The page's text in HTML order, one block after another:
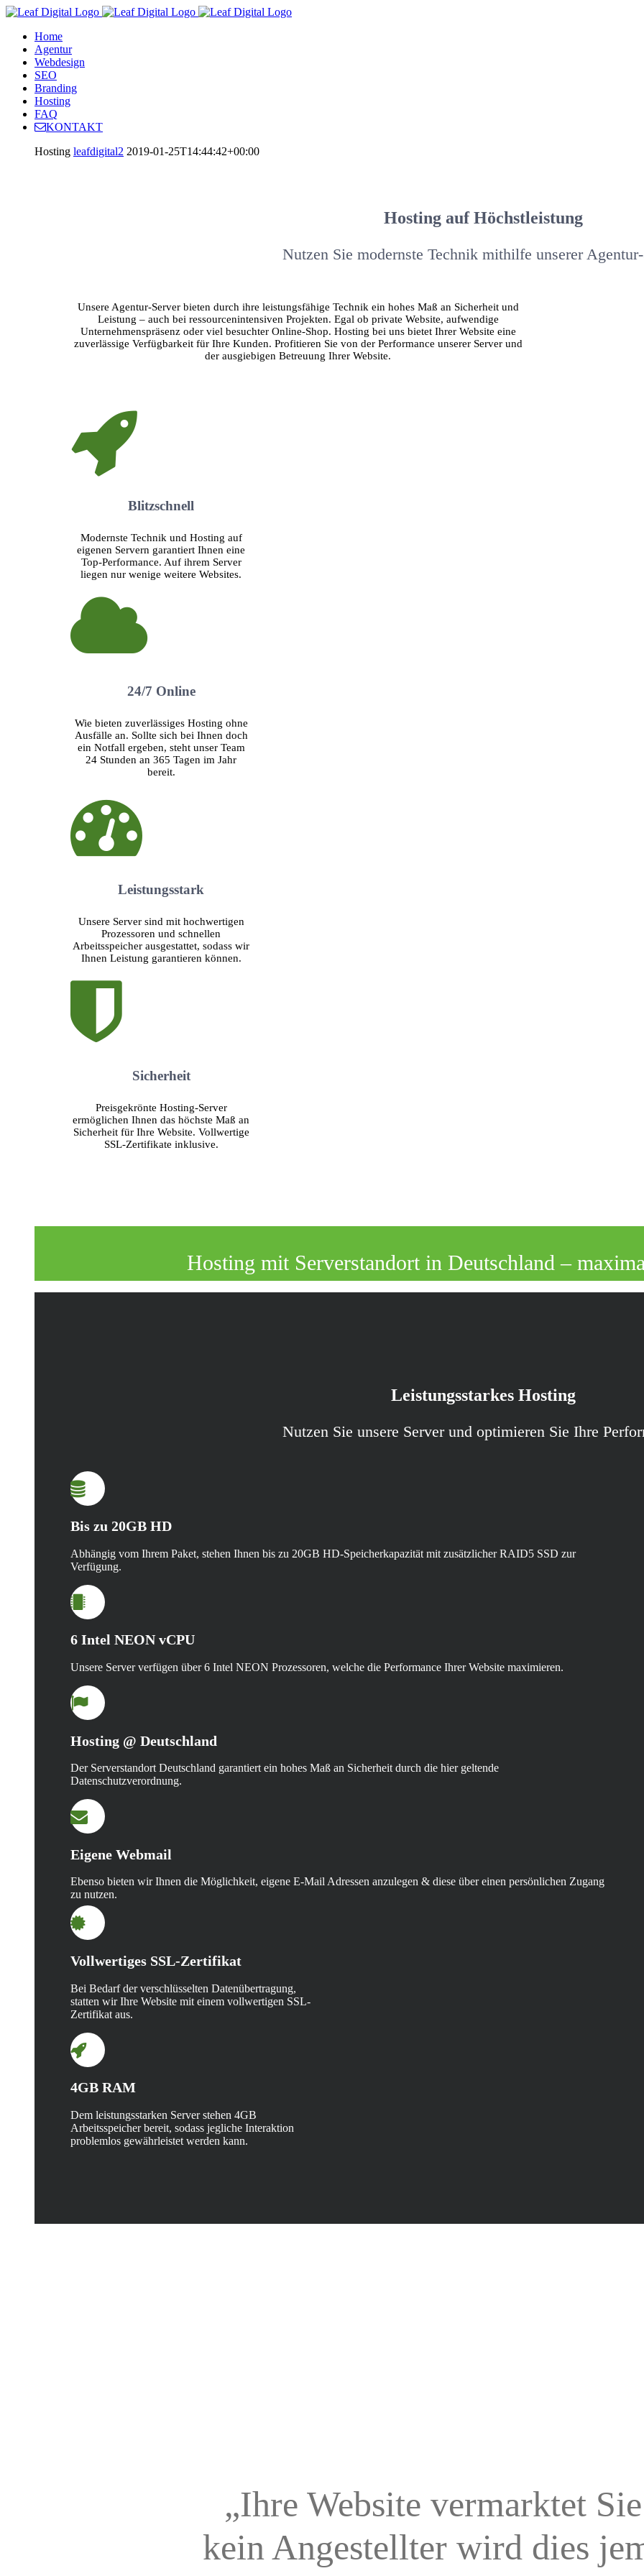
Home
Agentur
Webdesign
SEO
Branding
Hosting
FAQ
KONTAKT
Hosting leafdigital2 2019-01-25T14:44:42+00:00
Hosting auf Höchstleistung
Nutzen Sie modernste Technik mithilfe unserer
Unsere Agentur-Server bieten durch ihre leistungsfähige Technik ein hohes Maß an Sicherheit und
Leistung – auch bei ressourcenintensiven Projekten. Egal ob private Website, aufwendige
Unternehmenspräsenz oder viel besuchter Online-Shop. Hosting bei uns bietet Ihrer Website eine
zuverlässige Verfügbarkeit für Ihre Kunden. Profitieren Sie von der Performance unserer Server und
der ausgiebigen Betreuung Ihrer Website.
Blitzschnell
Modernste Technik und Hosting auf
eigenen Servern garantiert Ihnen eine
Top-Performance. Auf ihrem Server
liegen nur wenige weitere Websites.
24/7 Online
Wie bieten zuverlässiges Hosting ohne
Ausfälle an. Sollte sich bei Ihnen doch
ein Notfall ergeben, steht unser Team
24 Stunden an 365 Tagen im Jahr
bereit.
Leistungsstark
Unsere Server sind mit hochwertigen
Prozessoren und schnellen
Arbeitsspeicher ausgestattet, sodass wir
Ihnen Leistung garantieren können.
Sicherheit
Preisgekrönte Hosting-Server
ermöglichen Ihnen das höchste Maß an
Sicherheit für Ihre Website. Vollwertige
SSL-Zertifikate inklusive.
Hosting mit Serverstandort in Deutschland –
Leistungsstarkes Hosting
Nutzen Sie unsere Server und optimieren Sie Ihre
Bis zu 20GB HD
Abhängig vom Ihrem Paket, stehen Ihnen bis zu 20GB HD-Speicherkapazität mit zusätzlicher RAID5 SSD zur
Verfügung.
6 Intel NEON vCPU
Unsere Server verfügen über 6 Intel NEON Prozessoren, welche die Performance Ihrer Website maximieren.
Hosting @ Deutschland
Der Serverstandort Deutschland garantiert ein hohes Maß an Sicherheit durch die hier geltende
Datenschutzverordnung.
Eigene Webmail
Ebenso bieten wir Ihnen die Möglichkeit, eigene E-Mail Adressen anzulegen & diese über einen persönlichen Zugang
zu nutzen.
Vollwertiges SSL-Zertifikat
Bei Bedarf der verschlüsselten Datenübertragung,
statten wir Ihre Website mit einem vollwertigen SSL-
Zertifikat aus.
4GB RAM
Dem leistungsstarken Server stehen 4GB
Arbeitsspeicher bereit, sodass jegliche Interaktion
problemlos gewährleistet werden kann.
„Ihre Website vermarktet
kein Angestellter wird dies